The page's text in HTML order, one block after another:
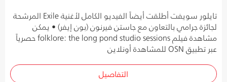
تايلور سويفت أطلقت أيضاً الفيديو الكامل لأغنية Exile المرشحة
لجائزة جرامي بالتعاون مع جاستن فيرنون (بون إيفر) • يمكن
مشاهدة فيلم folklore: the long pond studio sessions حصرياً
عبر تطبيق OSN للمشاهدة أونلاين
التفاصيل